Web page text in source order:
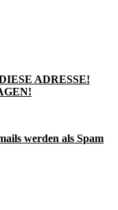
ADRESSE!
werden als Spam